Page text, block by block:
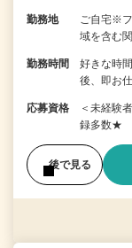
勤務地
ご自宅※
域を含む
勤務時間
好きな時
後、即お
応募資格
＜未経験
録多数★
後で見る